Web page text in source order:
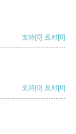
支持[0] 反对[0]
支持[0] 反对[0]